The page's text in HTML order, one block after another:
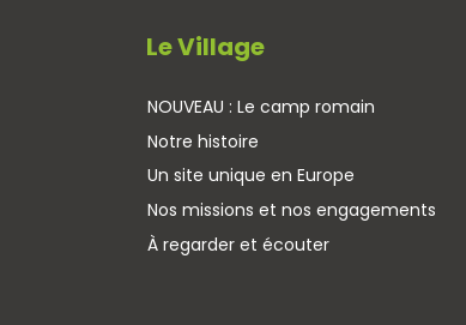
Le Village
NOUVEAU : Le camp romain
Notre histoire
Un site unique en Europe
Nos missions et nos engagements
À regarder et écouter